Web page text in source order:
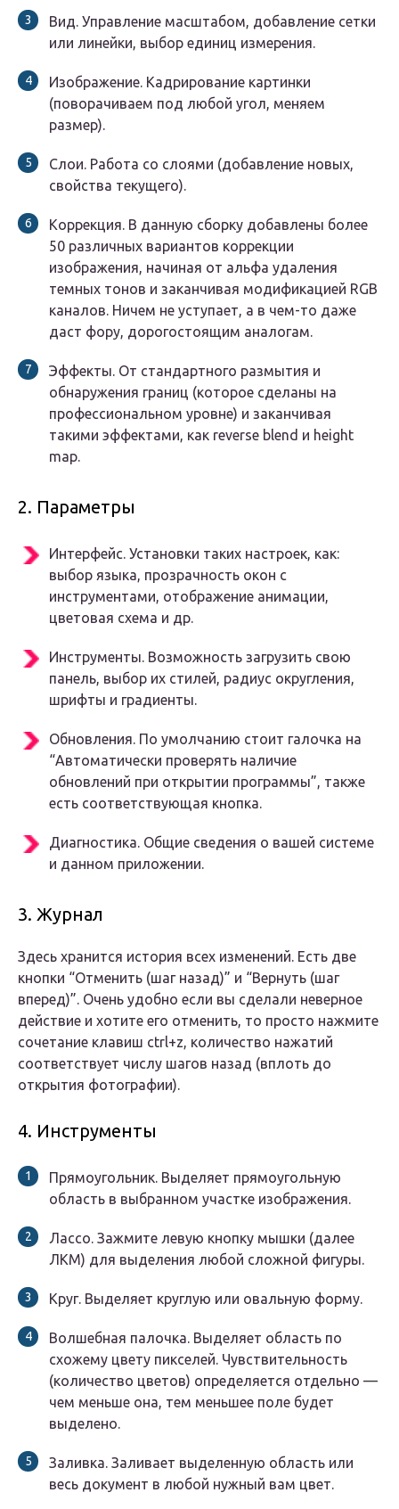
Вид. Управление масштабом, добавление сетки
или линейки, выбор единиц измерения.
Изображение. Кадрирование картинки
(поворачиваем под любой угол, меняем
размер).
Слои. Работа со слоями (добавление новых,
свойства текущего).
Коррекция. В данную сборку добавлены более
50 различных вариантов коррекции
изображения, начиная от альфа удаления
темных тонов и заканчивая модификацией RGB
каналов. Ничем не уступает, а в чем-то даже
даст фору, дорогостоящим аналогам.
Эффекты. От стандартного размытия и
обнаружения границ (которое сделаны на
профессиональном уровне) и заканчивая
такими эффектами, как reverse blend и height
map.
2. Параметры
Интерфейс. Установки таких настроек, как:
выбор языка, прозрачность окон с
инструментами, отображение анимации,
цветовая схема и др.
Инструменты. Возможность загрузить свою
панель, выбор их стилей, радиус округления,
шрифты и градиенты.
Обновления. По умолчанию стоит галочка на
“Автоматически проверять наличие
обновлений при открытии программы”, также
есть соответствующая кнопка.
Диагностика. Общие сведения о вашей системе
и данном приложении.
3. Журнал
Здесь хранится история всех изменений. Есть две
кнопки “Отменить (шаг назад)” и “Вернуть (шаг
вперед)”. Очень удобно если вы сделали неверное
действие и хотите его отменить, то просто нажмите
сочетание клавиш ctrl+z, количество нажатий
соответствует числу шагов назад (вплоть до
открытия фотографии).
4. Инструменты
Прямоугольник. Выделяет прямоугольную
область в выбранном участке изображения.
Лассо. Зажмите левую кнопку мышки (далее
ЛКМ) для выделения любой сложной фигуры.
Круг. Выделяет круглую или овальную форму.
Волшебная палочка. Выделяет область по
схожему цвету пикселей. Чувствительность
(количество цветов) определяется отдельно —
чем меньше она, тем меньшее поле будет
выделено.
Заливка. Заливает выделенную область или
весь документ в любой нужный вам цвет.